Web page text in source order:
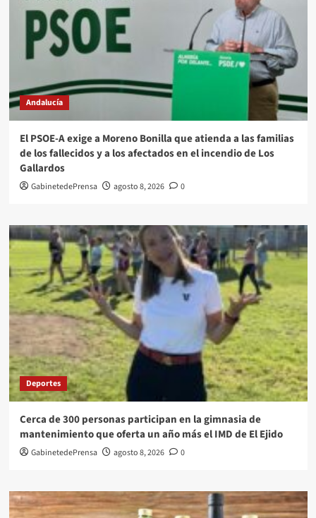
Andalucía
El PSOE-A exige a Moreno Bonilla que atienda a las familias
de los fallecidos y a los afectados en el incendio de Los
Gallardos
GabinetedePrensa agosto 8, 2026 0
Deportes
Cerca de 300 personas participan en la gimnasia de
mantenimiento que oferta un año más el IMD de El Ejido
GabinetedePrensa agosto 8, 2026 0